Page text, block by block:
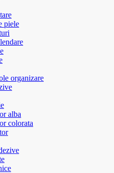
piele
organizare
alba
colorata